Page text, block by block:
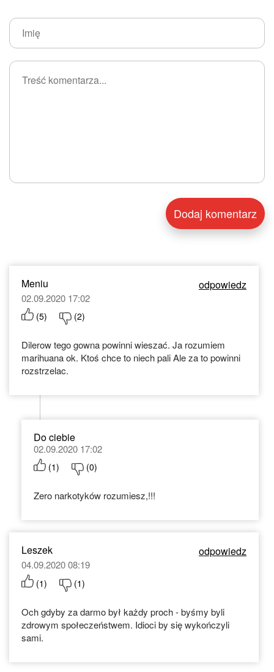
Meniu odpowiedz
02.09.2020 17:02
(5) (2)
Dilerow tego gowna powinni wieszać. Ja rozumiem
marihuana ok. Ktoś chce to niech pali Ale za to powinni
rozstrzelac.
Do ciebie
02.09.2020 17:02
(1) (0)
Zero narkotyków rozumiesz,!!!
Leszek odpowiedz
04.09.2020 08:19
(1) (1)
Och gdyby za darmo był każdy proch - byśmy byli
zdrowym społeczeństwem. Idioci by się wykończyli
sami.